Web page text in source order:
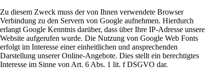
Zu diesem Zweck muss der von Ihnen verwendete Browser
Verbindung zu den Servern von Google aufnehmen. Hierdurch
erlangt Google Kenntnis darüber, dass über Ihre IP-Adresse unsere
Website aufgerufen wurde. Die Nutzung von Google Web Fonts
erfolgt im Interesse einer einheitlichen und ansprechenden
Darstellung unserer Online-Angebote. Dies stellt ein berechtigtes
Interesse im Sinne von Art. 6 Abs. 1 lit. f DSGVO dar.